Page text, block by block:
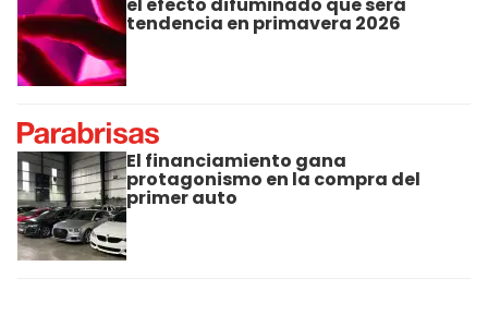
tendencia en primavera 2026
El financiamiento gana
protagonismo en la compra del
primer auto